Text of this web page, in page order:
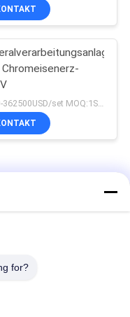
9500-362500USD/set MOQ:1SET
for?